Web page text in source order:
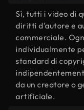
Sì, tutti i video di
diritti d'autore e
commerciale.
individualmente
standard di
da un creatore o
artificiale.